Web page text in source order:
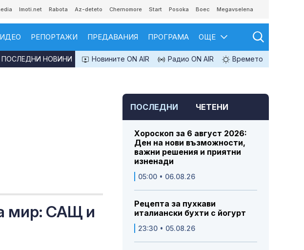
Imoti.net Rabota Az-deteto Chernomore Start Posoka Boec Megavselena
РЕПОРТАЖИ ПРЕДАВАНИЯ ПРОГРАМА ОЩЕ
Новините ON AIR Радио ON AIR Времето
ПОСЛЕДНИ НОВИНИ
мир: САЩ и
ПОСЛЕДНИ ЧЕТЕНИ
Хороскоп за 6 август 2026:
Ден на нови възможности,
важни решения и приятни
изненади
05:00 • 06.08.26
Рецепта за пухкави
италиански бухти с йогурт
23:30 • 05.08.26